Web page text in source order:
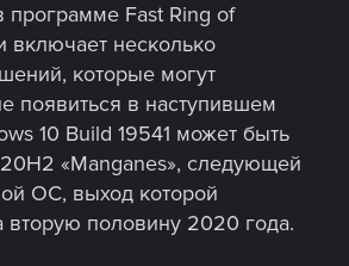
программе Fast Ring of
включает несколько
которые могут
появиться в наступившем
10 Build 19541 может быть
«Manganes», следующей
ОС, выход которой
вторую половину 2020 года.